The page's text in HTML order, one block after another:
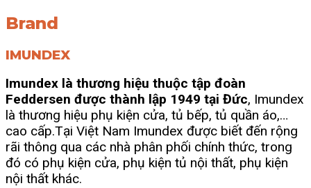
Brand
IMUNDEX
Imundex là thương hiệu thuộc tập đoàn
Feddersen được thành lập 1949 tại Đức, Imundex
là thương hiệu phụ kiện cửa, tủ bếp, tủ quần áo,…
cao cấp.Tại Việt Nam Imundex được biết đến rộng
rãi thông qua các nhà phân phối chính thức, trong
đó có phụ kiện cửa, phụ kiện tủ nội thất, phụ kiện
nội thất khác.